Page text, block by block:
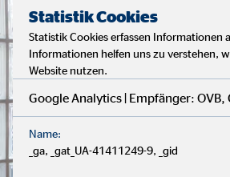
Statistik Cookies
Statistik Cookies erfassen Informationen
Informationen helfen uns zu verstehen,
Website nutzen.
Google Analytics | Empfänger: OVB,
Name:
_ga, _gat_UA-41411249-9, _gid